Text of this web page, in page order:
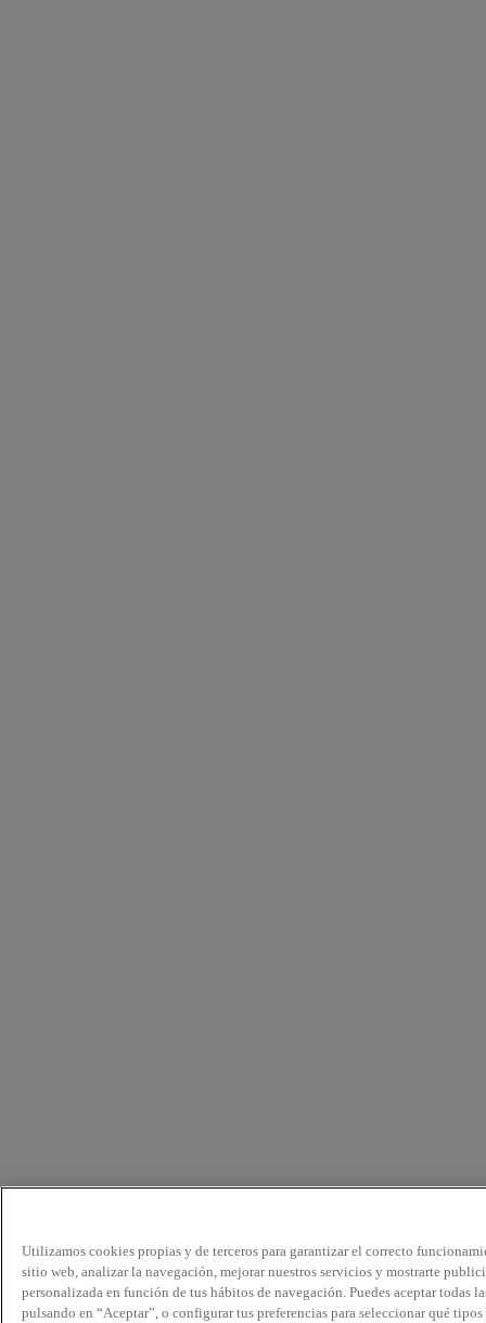
Utilizamos cookies propias y de terceros para garantizar el correcto
sitio web, analizar la navegación, mejorar nuestros servicios y mostrarte
personalizada en función de tus hábitos de navegación. Puedes aceptar todas
pulsando en “Aceptar”, o configurar tus preferencias para seleccionar qué tipos